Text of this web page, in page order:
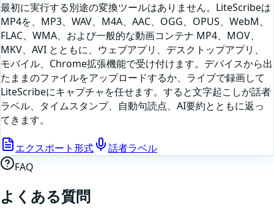
最初に実行する別途の変換ツールはありません。LiteScribeは
MP4を、MP3、WAV、M4A、AAC、OGG、OPUS、WebM、
FLAC、WMA、および一般的な動画コンテナ MP4、MOV、
MKV、AVI とともに、ウェブアプリ、デスクトップアプリ、
モバイル、Chrome拡張機能で受け付けます。デバイスから出
たままのファイルをアップロードするか、 ライブで録画して
LiteScribeにキャプチャを任せます。すると文字起こしが話者
ラベル、タイムスタンプ、自動句読点、AI要約とともに返っ
てきます。
エクスポート形式
話者ラベル
FAQ
よくある質問